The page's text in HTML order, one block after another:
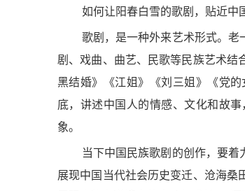
如何让阳春白雪的歌剧，贴近中
歌剧，是一种外来艺术形式。老
剧、戏曲、曲艺、民歌等民族艺术结
黑结婚》《江姐》《刘三姐》《党
底，讲述中国人的情感、文化和故
象。
当下中国民族歌剧的创作，要着
展现中国当代社会历史变迁、沧海桑